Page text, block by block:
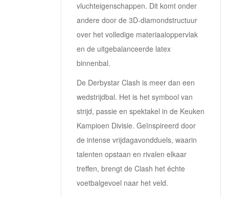
vluchteigenschappen. Dit komt onder
andere door de 3D-diamondstructuur
over het volledige materiaaloppervlak
en de uitgebalanceerde latex
binnenbal.
De Derbystar Clash is meer dan een
wedstrijdbal. Het is het symbool van
strijd, passie en spektakel in de Keuken
Kampioen Divisie. Geïnspireerd door
de intense vrijdagavondduels, waarin
talenten opstaan en rivalen elkaar
treffen, brengt de Clash het échte
voetbalgevoel naar het veld.